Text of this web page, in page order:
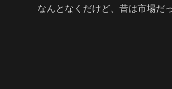
なんとなくだけど、昔は市場だ